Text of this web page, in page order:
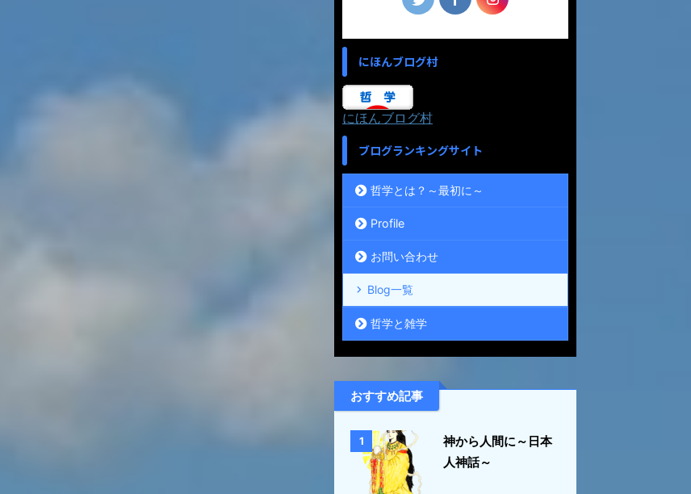
にほんブログ村
にほんブログ村
ブログランキングサイト
哲学とは？～最初に～
Profile
お問い合わせ
Blog一覧
哲学と雑学
おすすめ記事
1
神から人間に～日本
人神話～